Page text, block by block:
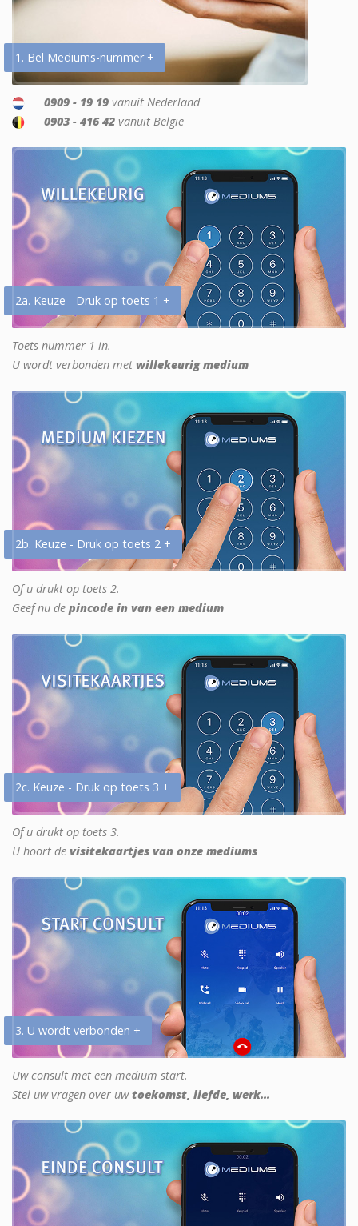
1. Bel Mediums-nummer +
0909 - 19 19 vanuit Nederland
0903 - 416 42 vanuit België
2a. Keuze - Druk op toets 1 +
Toets nummer 1 in.
U wordt verbonden met willekeurig medium
2b. Keuze - Druk op toets 2 +
Of u drukt op toets 2.
Geef nu de pincode in van een medium
2c. Keuze - Druk op toets 3 +
Of u drukt op toets 3.
U hoort de visitekaartjes van onze mediums
3. U wordt verbonden +
Uw consult met een medium start.
Stel uw vragen over uwtoekomst, liefde, werk...